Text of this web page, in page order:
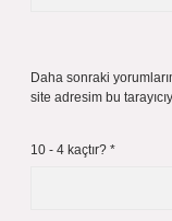
Daha sonraki
site adresim bu
10 - 4 kaçtır? *